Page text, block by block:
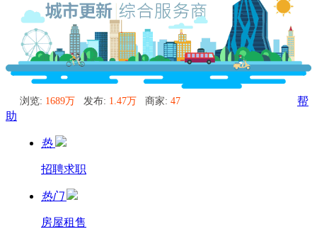
浏览: 1689万 发布: 1.47万 商家: 47
帮
助
热
招聘求职
热门
房屋租售